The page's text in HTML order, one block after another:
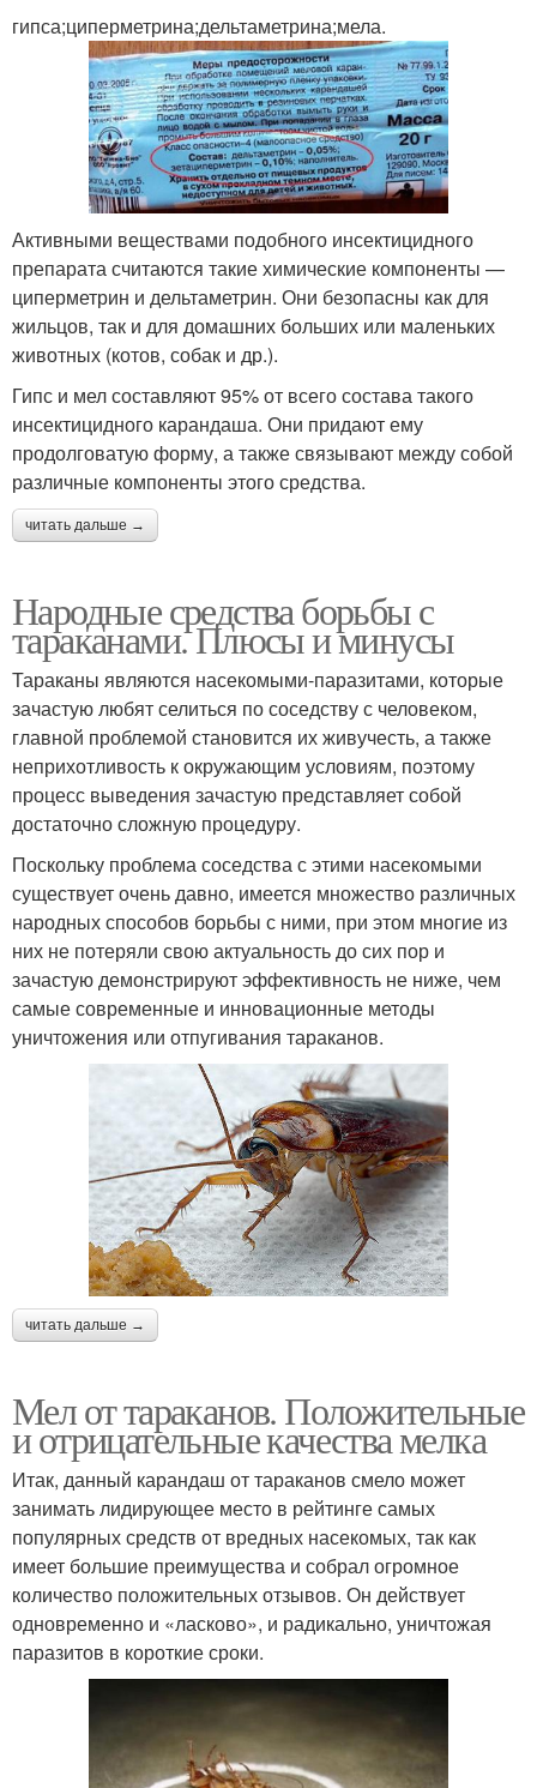
гипса;циперметрина;дельтаметрина;мела.
Активными веществами подобного инсектицидного
препарата считаются такие химические компоненты —
циперметрин и дельтаметрин. Они безопасны как для
жильцов, так и для домашних больших или маленьких
животных (котов, собак и др.).
Гипс и мел составляют 95% от всего состава такого
инсектицидного карандаша. Они придают ему
продолговатую форму, а также связывают между собой
различные компоненты этого средства.
читать дальше →
Народные средства борьбы с
тараканами. Плюсы и минусы
Тараканы являются насекомыми-паразитами, которые
зачастую любят селиться по соседству с человеком,
главной проблемой становится их живучесть, а также
неприхотливость к окружающим условиям, поэтому
процесс выведения зачастую представляет собой
достаточно сложную процедуру.
Поскольку проблема соседства с этими насекомыми
существует очень давно, имеется множество различных
народных способов борьбы с ними, при этом многие из
них не потеряли свою актуальность до сих пор и
зачастую демонстрируют эффективность не ниже, чем
самые современные и инновационные методы
уничтожения или отпугивания тараканов.
читать дальше →
Мел от тараканов. Положительные
и отрицательные качества мелка
Итак, данный карандаш от тараканов смело может
занимать лидирующее место в рейтинге самых
популярных средств от вредных насекомых, так как
имеет большие преимущества и собрал огромное
количество положительных отзывов. Он действует
одновременно и «ласково», и радикально, уничтожая
паразитов в короткие сроки.